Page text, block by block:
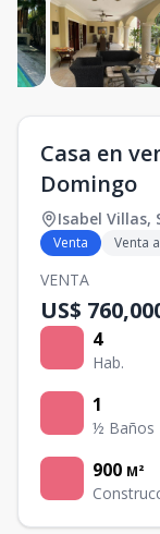
Casa en
Domingo
Isabel Villas,
Venta Venta
VENTA
US$
4
Hab.
1
½ Baños
900 M²